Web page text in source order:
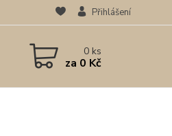
Přihlášení
0ks
za 0 Kč